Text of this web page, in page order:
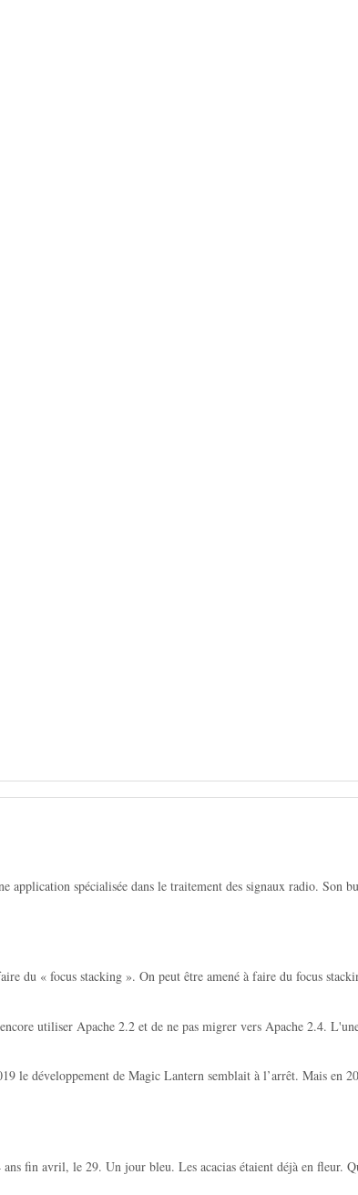
application spécialisée dans le traitement des signaux radio. Son
du « focus stacking ». On peut être amené à faire du focus
utiliser Apache 2.2 et de ne pas migrer vers Apache 2.4.
le développement de Magic Lantern semblait à l’arrêt. Mais en
ans fin avril, le 29. Un jour bleu. Les acacias étaient déjà en fleur.